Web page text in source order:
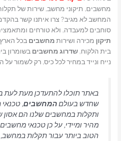
מחשבים, תיקוני מחשב, שירות של
המחשב לא מגיב? צרו איתנו קשר בהקדם,
סוחבים למעבדה, ולא טורחים
תיקוןמכירה ושירותמחשביםבכל הארץ
בית הלקוח,שדרוגמחשביםבשומרון
נייח ונייד במחיר לכל כיס, רק לשמור על
באתר תוכלו להתעדכן מעת לעת
שחדש בעולםהמחשבים, טכנאי
ותקלות במחשבים שלנו הם אסון
מהיר ומיידי, על כן טכנאי
הטוב ביותר עבור תקלות במחשב,